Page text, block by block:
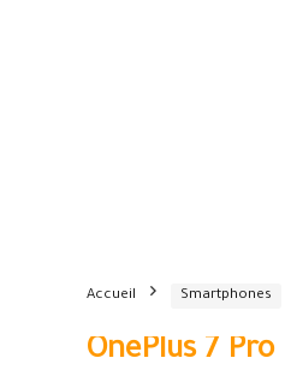
Accueil Smartphones
OnePlus 7 Pro